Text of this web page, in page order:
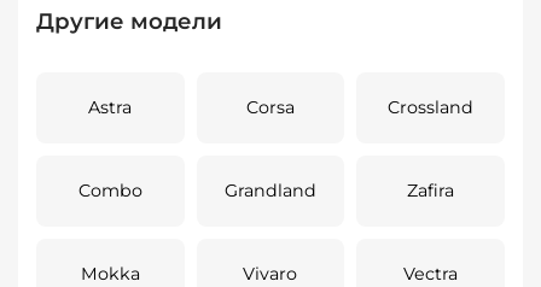
Другие модели
Astra Corsa Crossland
Combo Grandland Zafira
Mokka Vivaro Vectra